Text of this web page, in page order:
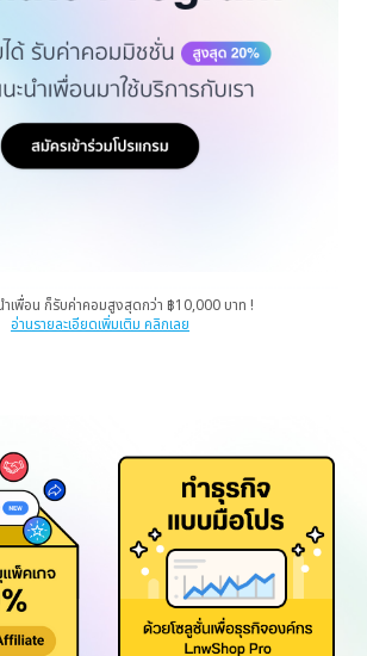
ำเพื่อน ก็รับค่าคอมสูงสุดกว่า ฿10,000 บาท !
อ่านรายละเอียดเพิ่มเติม คลิกเลย